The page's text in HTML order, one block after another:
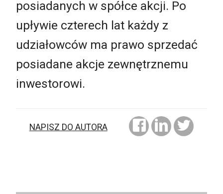
posiadanych w spółce akcji. Po
upływie czterech lat każdy z
udziałowców ma prawo sprzedać
posiadane akcje zewnętrznemu
inwestorowi.
NAPISZ DO AUTORA